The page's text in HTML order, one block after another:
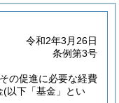
令和2年3月26日
条例第3号
の促進に必要な経費
(以下「基金」とい